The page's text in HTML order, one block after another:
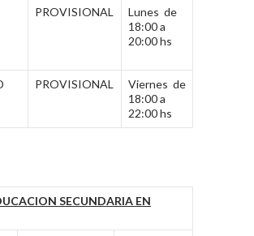
PROVISIONAL
Lunes de
18:00 a
20:00 hs
PROVISIONAL
Viernes de
18:00 a
22:00 hs
SECUNDARIA EN